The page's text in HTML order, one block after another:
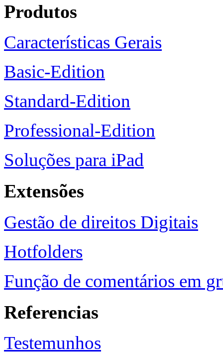
Produtos
Características Gerais
Basic-Edition
Standard-Edition
Professional-Edition
Soluções para iPad
Extensões
Gestão de direitos Digitais
Hotfolders
Função de comentários em
Referencias
Testemunhos